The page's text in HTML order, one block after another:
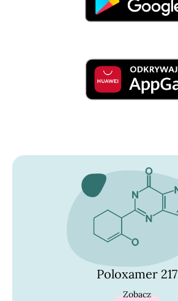
Poloxamer 217
Zobacz